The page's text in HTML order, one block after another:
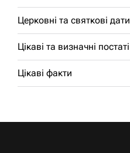
Церковні та святкові дати
Цікаві та визначні постаті
Цікаві факти